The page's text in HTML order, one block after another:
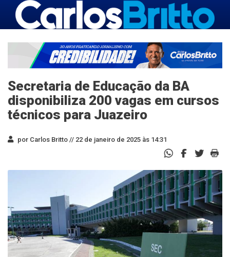
Secretaria de Educação da BA
disponibiliza 200 vagas em cursos
técnicos para Juazeiro
por Carlos Britto // 22 de janeiro de 2025 às 14:31